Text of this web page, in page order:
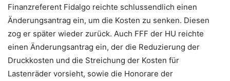
Finanzreferent Fidalgo reichte schlussendlich einen
Änderungsantrag ein, um die Kosten zu senken. Diesen
zog er später wieder zurück. Auch FFF der HU reichte
einen Änderungsantrag ein, der die Reduzierung der
Druckkosten und die Streichung der Kosten für
Lastenräder vorsieht, sowie die Honorare der